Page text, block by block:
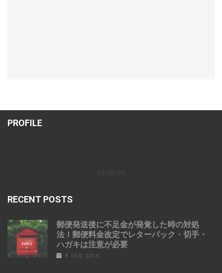
PROFILE
RECENT POSTS
郵便発送後に不足金が発覚した時の対処
法！郵便料金改定でレターパック・切手・
ハガキは注意が必要
8 10月 2019